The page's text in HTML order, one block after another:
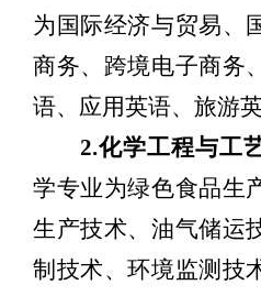
为国际经济与贸易、
商务、跨境电子商务
语、应用英语、旅游
2.化学工程与工
学专业为绿色食品生
生产技术、油气储运
制技术、环境监测技